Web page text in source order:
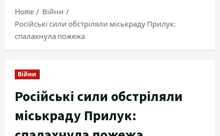
Home
Війни
Російські сили обстріляли міськраду Прилук:
спалахнула пожежа
Війни
Російські сили обстріляли
міськраду Прилук: